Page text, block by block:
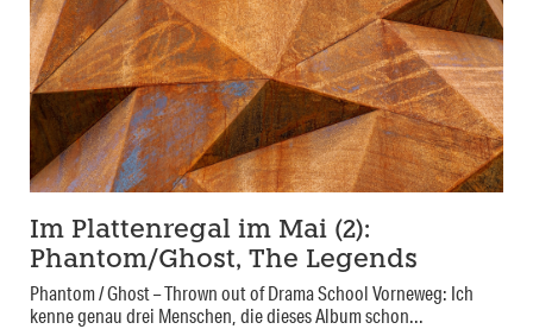
Im Plattenregal im Mai (2):
Phantom/Ghost, The Legends
Phantom / Ghost – Thrown out of Drama School Vorneweg: Ich
kenne genau drei Menschen, die dieses Album schon...